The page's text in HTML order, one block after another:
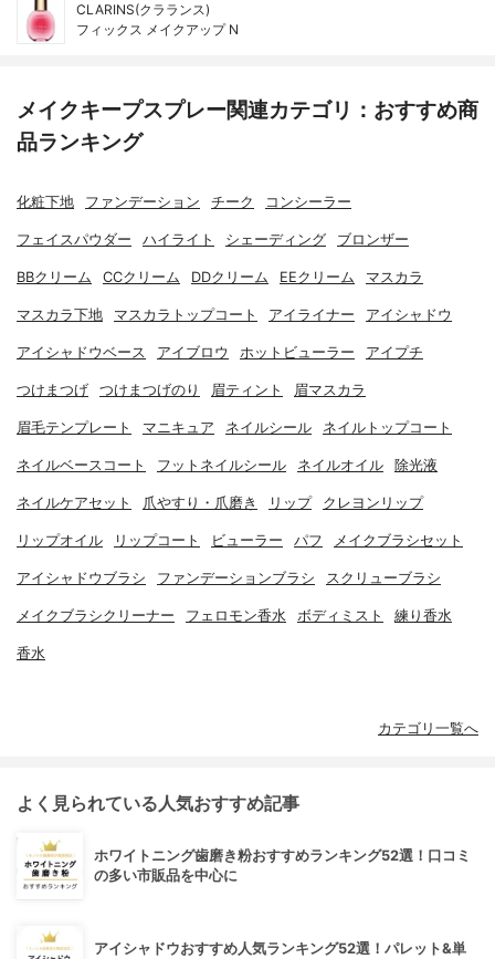
CLARINS(クラランス)
フィックス メイクアップ N
メイクキープスプレー関連カテゴリ：おすすめ商
品ランキング
化粧下地 ファンデーション チーク コンシーラー
フェイスパウダー ハイライト シェーディング ブロンザー
BBクリーム CCクリーム DDクリーム EEクリーム マスカラ
マスカラ下地 マスカラトップコート アイライナー アイシャドウ
アイシャドウベース アイブロウ ホットビューラー アイプチ
つけまつげ つけまつげのり 眉ティント 眉マスカラ
眉毛テンプレート マニキュア ネイルシール ネイルトップコート
ネイルベースコート フットネイルシール ネイルオイル 除光液
ネイルケアセット 爪やすり・爪磨き リップ クレヨンリップ
リップオイル リップコート ビューラー パフ メイクブラシセット
アイシャドウブラシ ファンデーションブラシ スクリューブラシ
メイクブラシクリーナー フェロモン香水 ボディミスト 練り香水
香水
カテゴリ一覧へ
よく見られている人気おすすめ記事
ホワイトニング歯磨き粉おすすめランキング52選！口コミ
の多い市販品を中心に
アイシャドウおすすめ人気ランキング52選！パレット&単